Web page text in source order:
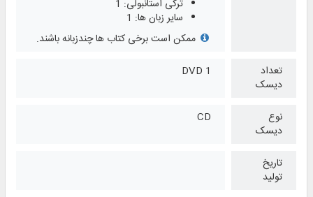
ترکی استانبولی: 1
سایر زبان ها: 1
ممکن است برخی کتاب ها چندزبانه باشند.
تعداد
دیسک
1 DVD
نوع
دیسک
CD
تاریخ
تولید